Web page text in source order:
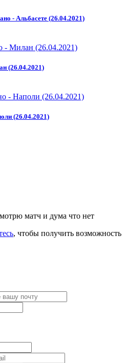
- Альбасете (26.04.2021)
(26.04.2021)
(26.04.2021)
матч и дума что нет
, чтобы получить возможность